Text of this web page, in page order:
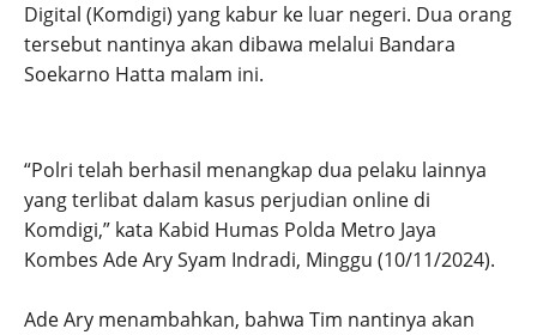
Digital (Komdigi) yang kabur ke luar negeri. Dua orang
tersebut nantinya akan dibawa melalui Bandara
Soekarno Hatta malam ini.
“Polri telah berhasil menangkap dua pelaku lainnya
yang terlibat dalam kasus perjudian online di
Komdigi,” kata Kabid Humas Polda Metro Jaya
Kombes Ade Ary Syam Indradi, Minggu (10/11/2024).
Ade Ary menambahkan, bahwa Tim nantinya akan